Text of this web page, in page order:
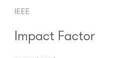
IEEE
Impact Factor